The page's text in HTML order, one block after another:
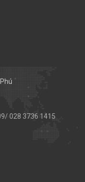
028 3736 1415